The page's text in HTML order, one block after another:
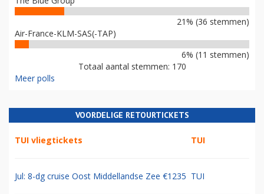
21% (36 stemmen)
Air-France-KLM-SAS(-TAP)
6% (11 stemmen)
Totaal aantal stemmen: 170
Meer polls
VOORDELIGE RETOURTICKETS
TUI vliegtickets TUI
Jul: 8-dg cruise Oost Middellandse Zee €1235 TUI